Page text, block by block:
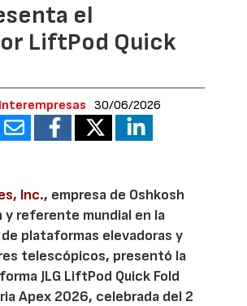
el
LiftPod Quick
30/06/2026
Inc., empresa de Oshkosh
y referente mundial en la
plataformas elevadoras y
telescópicos, presentó la
JLG LiftPod Quick Fold
Apex 2026, celebrada del 2